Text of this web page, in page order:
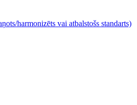
harmonizēts vai atbalstošs standarts)